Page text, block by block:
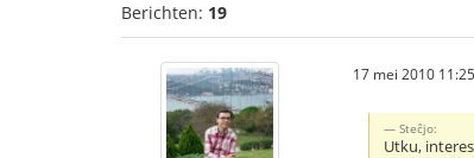
Berichten: 19
17 mei 2010
Steĉjo:
Utku,